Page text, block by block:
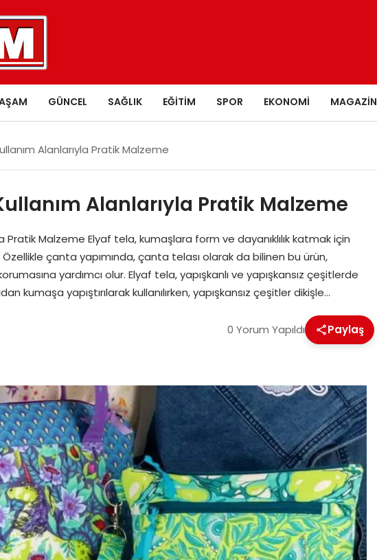
GÜNCEL SAĞLIK EĞITIM SPOR EKONOMI MAGAZIN
Alanlarıyla Pratik Malzeme
Alanlarıyla Pratik Malzeme
Pratik Malzeme Elyaf tela, kumaşlara form ve dayanıklılık katmak için
çanta yapımında, çanta telası olarak da bilinen bu ürün,
yardımcı olur. Elyaf tela, yapışkanlı ve yapışkansız çeşitlerde
kumaşa yapıştırılarak kullanılırken, yapışkansız çeşitler dikişle…
0 Yorum Yapıldı Paylaş